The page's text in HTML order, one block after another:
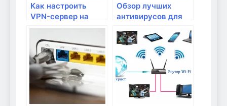
Как настроить
VPN-сервер на
роутере для
удаленного
доступа?
Обзор лучших
антивирусов для
маршрутизаторов